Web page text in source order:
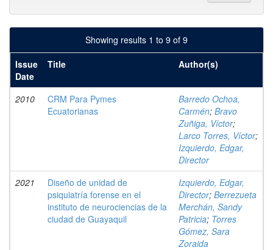
Showing results 1 to 9 of 9
Issue
Date
Title Author(s)
2010
CRM Para Pymes
Ecuatorianas
Barredo Ochoa,
Carmén; Bravo
Zuñiga, Víctor;
Larco Torres, Víctor;
Izquierdo, Edgar,
Director
2021
Diseño de unidad de
psiquiatría forense en el
instituto de neurociencias de la
ciudad de Guayaquil
Izquierdo, Edgar,
Director; Berrezueta
Merchán, Sandy
Patricia; Torres
Gómez, Sara
Zoraida